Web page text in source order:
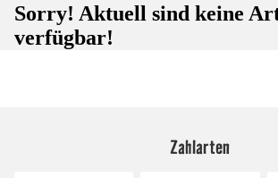
Sorry! Aktuell sind keine
verfügbar!
Zahlarten